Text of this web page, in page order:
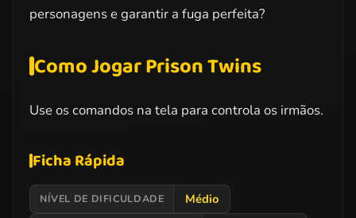
personagens e garantir a fuga perfeita?
Como Jogar Prison Twins
Use os comandos na tela para controla os irmãos.
Ficha Rápida
NÍVEL DE DIFICULDADE Médio